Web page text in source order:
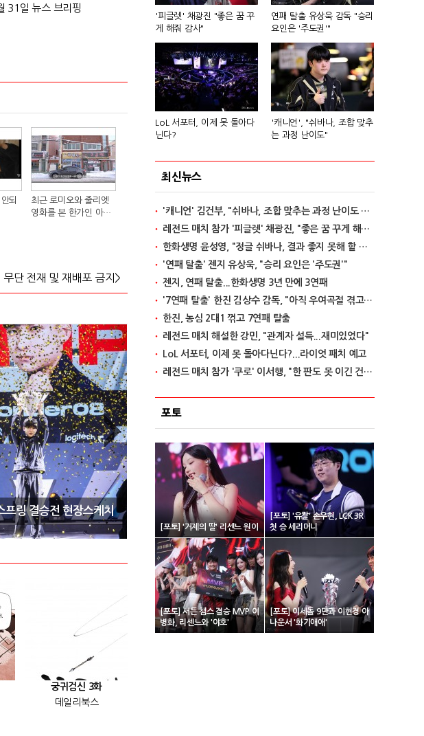
31일 뉴스 브리핑
되
최근 로미오와 줄리엣
영화를 본 한가인 아들
단 전재 및 재배포 금지>
프링 결승전 현장스케치 2024 넥슨 아이콘 매치 현장스케치 2024 VCT 퍼시
궁귀검신 3화
데일리북스
'피글렛' 채광진 "좋은 꿈 꾸
게 해줘 감사"
연패 탈출 유상욱 감독 "승리
요인은 '주도권'"
LoL 서포터, 이제 못 돌아다
닌다?
'캐니언', "쉬바나, 조합 맞추
는 과정 난이도"
최신뉴스
'캐니언' 김건부, "쉬바나, 조합 맞추는 과정 난이도 있어"
레전드 매치 참가 '피글렛' 채광진, "좋은 꿈 꾸게 해줘 감사"
한화생명 윤성영, "정글 쉬바나, 결과 좋지 못해 할 말 없어"
'연패 탈출' 젠지 유상욱, "승리 요인은 '주도권'"
젠지, 연패 탈출...한화생명 3년 만에 3연패
'7연패 탈출' 한진 김상수 감독, "아직 우여곡절 겪고 있다"
한진, 농심 2대1 꺾고 7연패 탈출
레전드 매치 해설한 강민, "관계자 설득...재미있었다"
LoL 서포터, 이제 못 돌아다닌다?...라이엇 패치 예고
레전드 매치 참가 '쿠로' 이서행, "한 판도 못 이긴 건 아쉽다"
포토
[포토] '거제의 딸' 리센느 원이
[포토] '유칼' 손우현, LCK 3R
첫 승 세리머니
[포토] 서든 챔스 결승 MVP 이
병화, 리센느와 '야호'
[포토] 이세돌 9단과 이현경 아
나운서 '화기애애'